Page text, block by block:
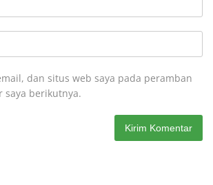
dan situs web saya pada peramban
saya berikutnya.